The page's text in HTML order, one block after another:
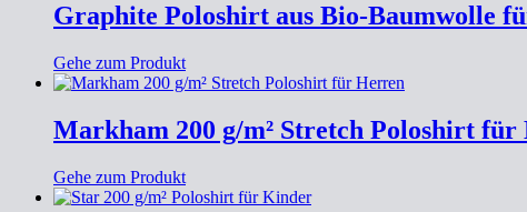
Graphite Poloshirt aus Bio-Baumwolle
Gehe zum Produkt
Markham 200 g/m² Stretch Poloshirt für
Gehe zum Produkt